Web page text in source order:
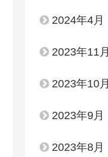
2024年4月
2023年11月
2023年10月
2023年9月
2023年8月